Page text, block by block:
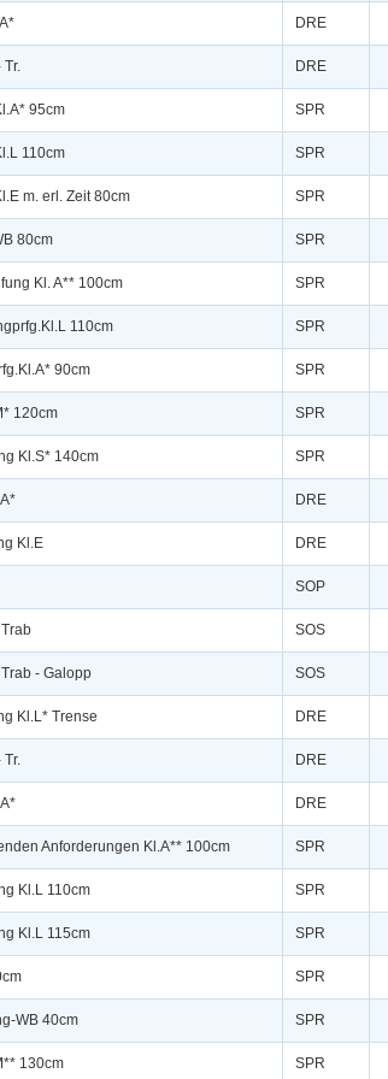
DRE
Tr. DRE
95cm SPR
110cm SPR
m. erl. Zeit 80cm SPR
80cm SPR
Kl. A** 100cm SPR
110cm SPR
90cm SPR
120cm SPR
Kl.S* 140cm SPR
DRE
Kl.E DRE
SOP
SOS
- Galopp SOS
Kl.L* Trense DRE
Tr. DRE
DRE
Anforderungen Kl.A** 100cm SPR
Kl.L 110cm SPR
Kl.L 115cm SPR
SPR
WB 40cm SPR
130cm SPR